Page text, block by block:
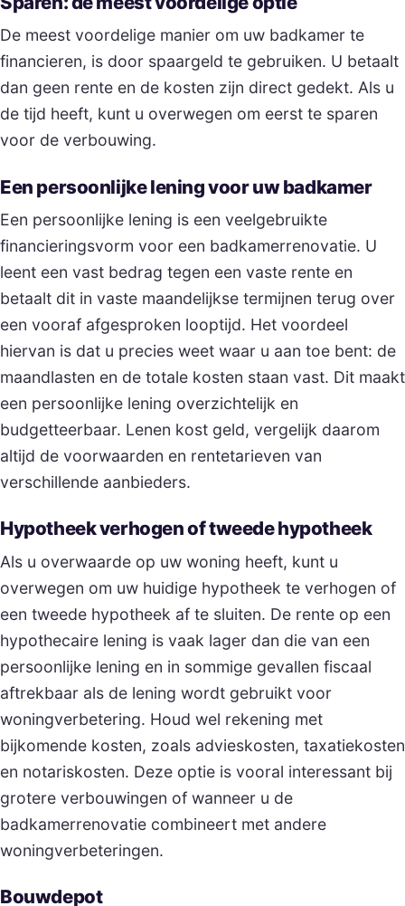
De meest voordelige manier om uw badkamer te
financieren, is door spaargeld te gebruiken. U betaalt
dan geen rente en de kosten zijn direct gedekt. Als u
de tijd heeft, kunt u overwegen om eerst te sparen
voor de verbouwing.
Een persoonlijke lening voor uw badkamer
Een persoonlijke lening is een veelgebruikte
financieringsvorm voor een badkamerrenovatie. U
leent een vast bedrag tegen een vaste rente en
betaalt dit in vaste maandelijkse termijnen terug over
een vooraf afgesproken looptijd. Het voordeel
hiervan is dat u precies weet waar u aan toe bent: de
maandlasten en de totale kosten staan vast. Dit maakt
een persoonlijke lening overzichtelijk en
budgetteerbaar. Lenen kost geld, vergelijk daarom
altijd de voorwaarden en rentetarieven van
verschillende aanbieders.
Hypotheek verhogen of tweede hypotheek
Als u overwaarde op uw woning heeft, kunt u
overwegen om uw huidige hypotheek te verhogen of
een tweede hypotheek af te sluiten. De rente op een
hypothecaire lening is vaak lager dan die van een
persoonlijke lening en in sommige gevallen fiscaal
aftrekbaar als de lening wordt gebruikt voor
woningverbetering. Houd wel rekening met
bijkomende kosten, zoals advieskosten, taxatiekosten
en notariskosten. Deze optie is vooral interessant bij
grotere verbouwingen of wanneer u de
badkamerrenovatie combineert met andere
woningverbeteringen.
Bouwdepot